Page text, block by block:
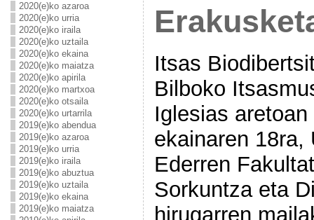
2020(e)ko azaroa
2020(e)ko urria
2020(e)ko iraila
2020(e)ko uztaila
2020(e)ko ekaina
2020(e)ko maiatza
2020(e)ko apirila
2020(e)ko martxoa
2020(e)ko otsaila
2020(e)ko urtarrila
2019(e)ko abendua
2019(e)ko azaroa
2019(e)ko urria
2019(e)ko iraila
2019(e)ko abuztua
2019(e)ko uztaila
2019(e)ko ekaina
2019(e)ko maiatza
Itsas
Bilboko
Iglesias
ekainaren 18ra,
Ederren
Sorkuntza eta
hirugarren